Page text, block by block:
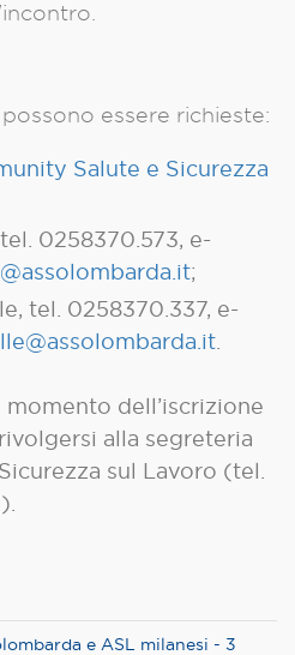
essere richieste:
Salute e Sicurezza
0258370.573, e-
;
tel. 0258370.337, e-
dell’iscrizione
alla segreteria
sul Lavoro (tel.
e ASL milanesi - 3